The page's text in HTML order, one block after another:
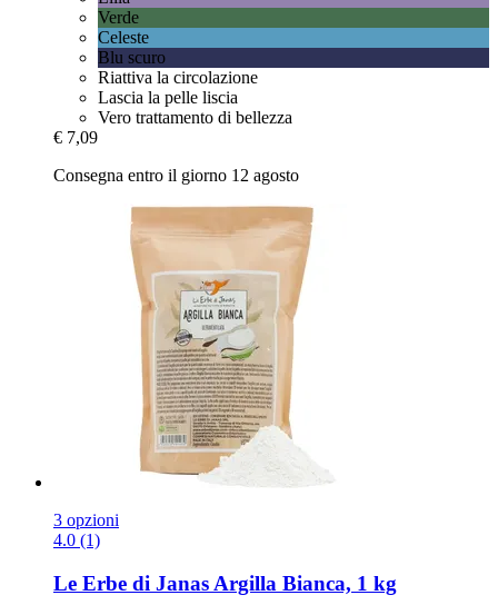
Verde
Celeste
Blu scuro
Riattiva la circolazione
Lascia la pelle liscia
Vero trattamento di bellezza
€ 7,09
Consegna entro il giorno 12 agosto
3 opzioni
4.0 (1)
Le Erbe di Janas Argilla Bianca, 1 kg